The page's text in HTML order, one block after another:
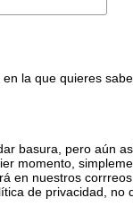
la que quieres
basura, pero aún
momento,
en nuestros
de privacidad, no